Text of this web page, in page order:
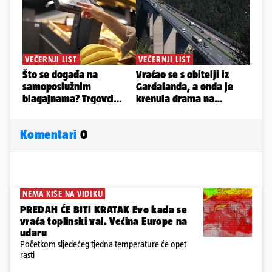
Komentari 0
NEMA KIŠE NA VIDIKU
PREDAH ĆE BITI KRATAK Evo kada se
vraća toplinski val. Većina Europe na
udaru
Početkom sljedećeg tjedna temperature će opet
rasti